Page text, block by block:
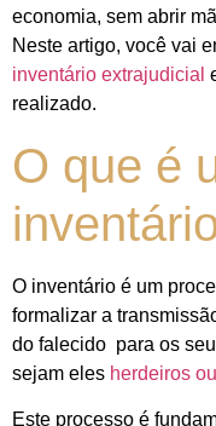
economia, sem abrir
Neste artigo, você vai
inventário extrajudicial
realizado.
O que é
O inventário é um
formalizar a
do falecido para os
sejam eles herdeiros
Este processo é